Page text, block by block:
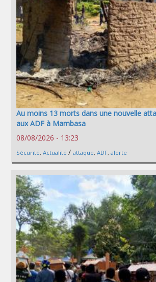
Au moins 13 morts dans une nouvelle
aux ADF à Mambasa
08/08/2026 - 13:23
Sécurité, Actualité / attaque, ADF, alerte